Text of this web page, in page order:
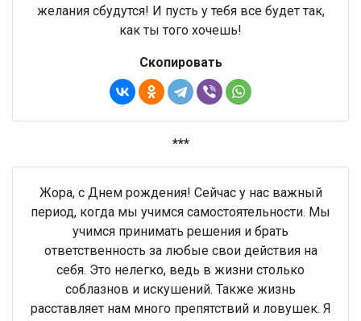
желания сбудутся! И пусть у тебя все будет так,
как ты того хочешь!
Скопировать
***
Жора, с Днем рождения! Сейчас у нас важный
период, когда мы учимся самостоятельности. Мы
учимся принимать решения и брать
ответственность за любые свои действия на
себя. Это нелегко, ведь в жизни столько
соблазнов и искушений. Также жизнь
расставляет нам много препятствий и ловушек. Я